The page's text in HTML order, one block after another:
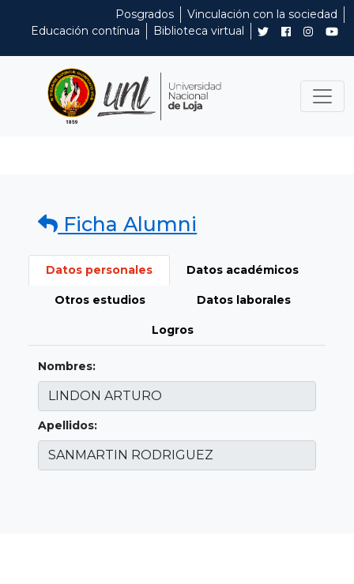
Posgrados
Vinculación con la sociedad
Educación contínua
Biblioteca virtual
Ficha Alumni
Datos personales Datos académicos
Otros estudios Datos laborales
Logros
Nombres:
Apellidos: